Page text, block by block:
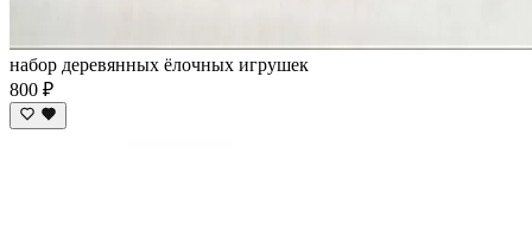
набор деревянных ёлочных игрушек
800 ₽